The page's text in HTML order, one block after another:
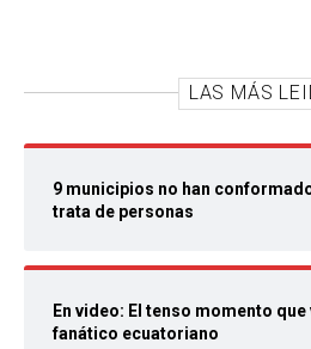
LAS MÁS
9 municipios no han
trata de personas
En video: El tenso momento
fanático ecuatoriano